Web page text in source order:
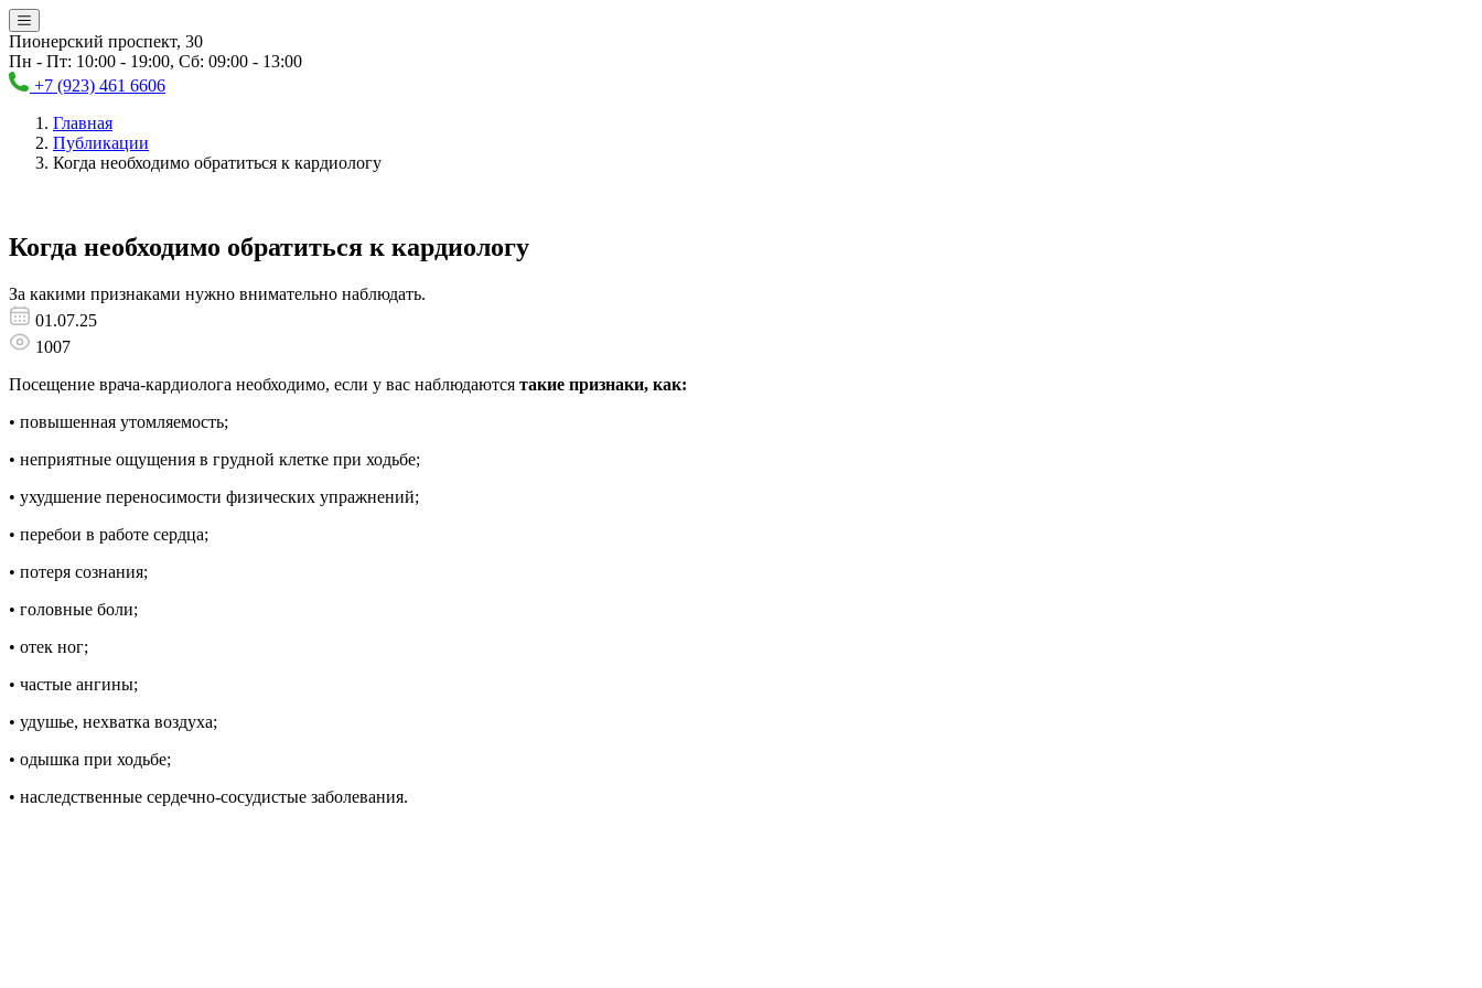
Пионерский проспект, 30
Пн - Пт: 10:00 - 19:00, Сб: 09:00 - 13:00
+7 (923) 461 6606
Главная
Публикации
Когда необходимо обратиться к кардиологу
Когда необходимо обратиться к кардиологу
За какими признаками нужно внимательно наблюдать.
01.07.25
1007
Посещение врача-кардиолога необходимо, если у вас наблюдаются такие признаки, как:
• повышенная утомляемость;
• неприятные ощущения в грудной клетке при ходьбе;
• ухудшение переносимости физических упражнений;
• перебои в работе сердца;
• потеря сознания;
• головные боли;
• отек ног;
• частые ангины;
• удушье, нехватка воздуха;
• одышка при ходьбе;
• наследственные сердечно-сосудистые заболевания.